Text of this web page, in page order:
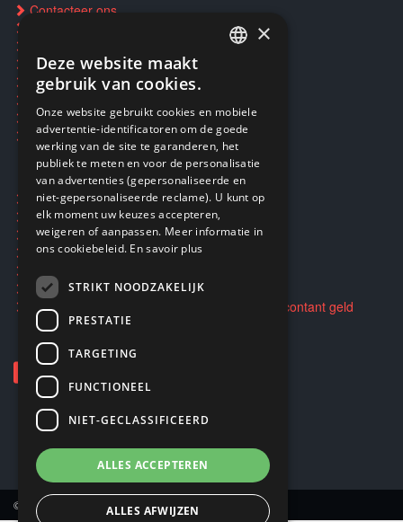
Contacteer ons
Inkoop Pokémon-kaarten
Reservering via SMS
Reparaties & After-sales
Smartpunten
Ecogaming
Verzending en retouren
Privacybeleid
Algemene voorwaarden
Opkopen en doorverkopen van spellen voor contant geld
© Copyright 2026 Smartoys SA.
DUTCH
ENGLISH
×
Deze website maakt
gebruik van cookies.
Onze website gebruikt cookies en mobiele
advertentie-identificatoren om de goede
werking van de site te garanderen, het
publiek te meten en voor de personalisatie
van advertenties (gepersonaliseerde en
niet-gepersonaliseerde reclame). U kunt op
elk moment uw keuzes accepteren,
weigeren of aanpassen. Meer informatie in
ons cookiebeleid. En savoir plus
STRIKT NOODZAKELIJK
PRESTATIE
TARGETING
FUNCTIONEEL
NIET-GECLASSIFICEERD
ALLES ACCEPTEREN
ALLES AFWIJZEN